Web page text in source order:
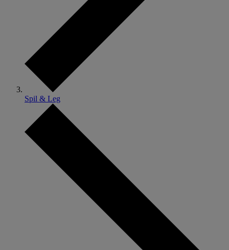
Spil & Leg